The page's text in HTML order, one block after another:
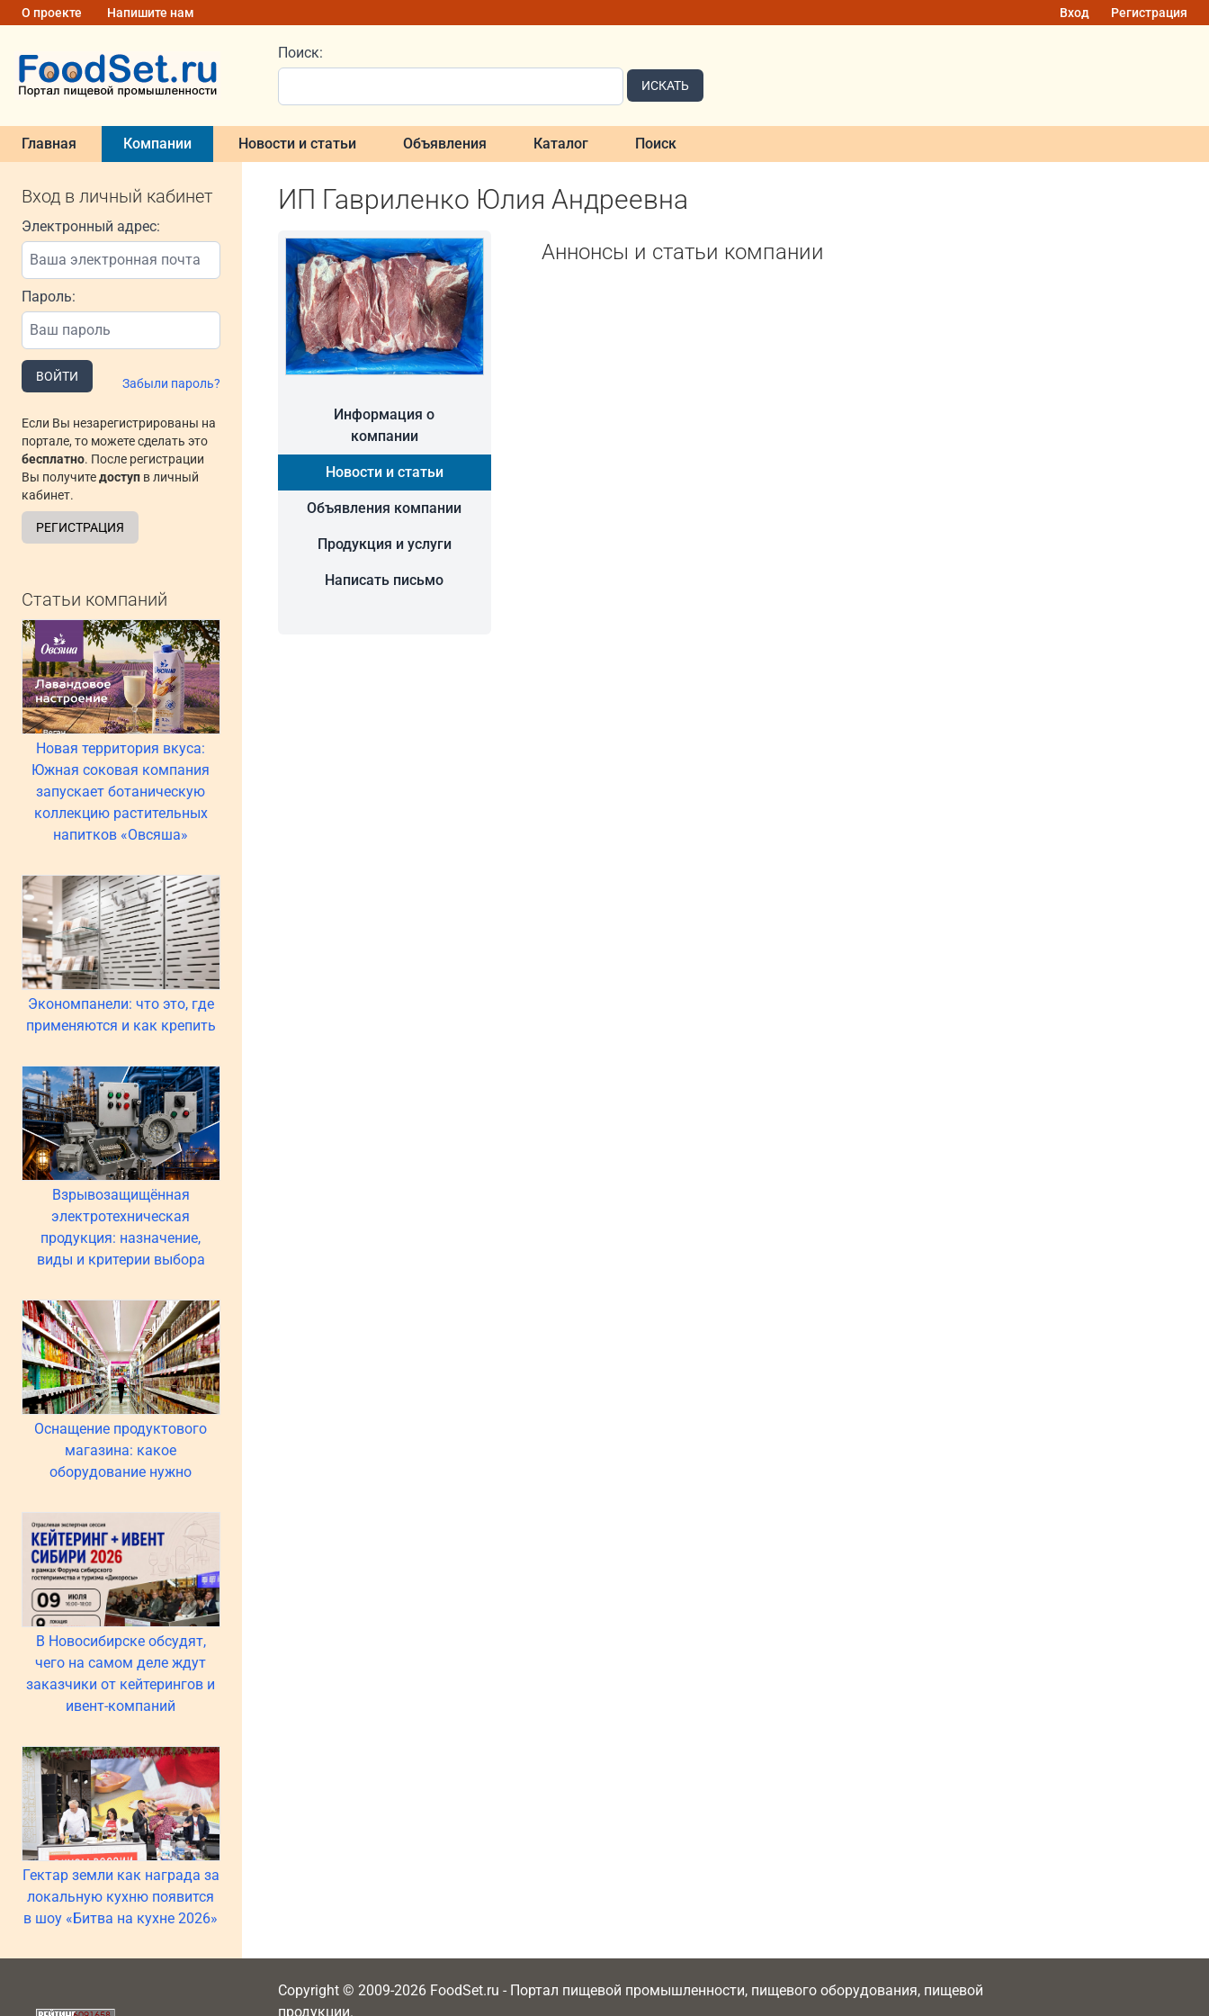
О проекте Напишите нам Вход Регистрация
Поиск:
ИСКАТЬ
Главная Компании Новости и статьи Объявления Каталог Поиск
Вход в личный кабинет
Электронный адрес:
Пароль:
ВОЙТИ Забыли пароль?
Если Вы незарегистрированы на
портале, то можете сделать это
бесплатно. После регистрации
Вы получитедоступ в личный
кабинет.
РЕГИСТРАЦИЯ
Статьи компаний
Новая территория вкуса:
Южная соковая компания
запускает ботаническую
коллекцию растительных
напитков «Овсяша»
Экономпанели: что это, где
применяются и как крепить
Взрывозащищённая
электротехническая
продукция: назначение,
виды и критерии выбора
Оснащение продуктового
магазина: какое
оборудование нужно
В Новосибирске обсудят,
чего на самом деле ждут
заказчики от кейтерингов и
ивент-компаний
Гектар земли как награда за
локальную кухню появится
в шоу «Битва на кухне 2026»
ИП Гавриленко Юлия Андреевна
Информация о
компании
Новости и статьи
Объявления компании
Продукция и услуги
Написать письмо
Аннонсы и статьи компании
Copyright © 2009-2026 FoodSet.ru - Портал пищевой промышленности, пищевого оборудования, пищевой
продукции.